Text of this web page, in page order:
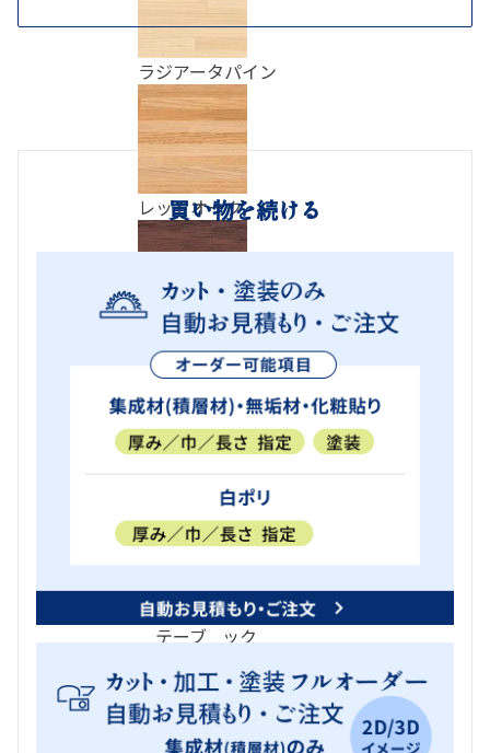
ラジアータパイン
レッドオーク
ローズウッド
その他
用途
板カウン
ター、
テーブ
ー、オー
ディオラ
ック
作
材
段
材
具
材
材質
軽い、軟らかい 重い、堅い
買い物を続ける